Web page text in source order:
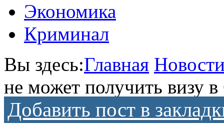
Экономика
Криминал
Вы здесь:Главная
не может получить визу
Добавить пост в